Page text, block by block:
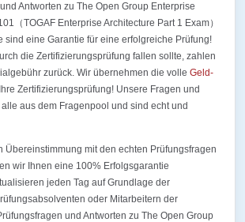
Antworten zu The Open Group Enterprise
（TOGAF Enterprise Architecture Part 1 Exam）
sind eine Garantie für eine erfolgreiche Prüfung!
die Zertifizierungsprüfung fallen sollte, zahlen
zurück. Wir übernehmen die volle Geld-
Zertifizierungsprüfung! Unsere Fragen und
aus dem Fragenpool und sind echt und
Übereinstimmung mit den echten Prüfungsfragen
wir Ihnen eine 100% Erfolgsgarantie
jeden Tag auf Grundlage der
oder Mitarbeitern der
und Antworten zu The Open Group